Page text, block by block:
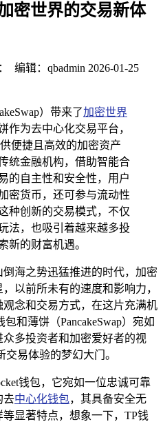
密世界的交易新体
编辑：qbadmin 2026-01-25
）带来了加密世界
作为去中心化交易平台，
便捷且高效的加密资产
统金融机构，借助智能合
的自主性和安全性，用户
密货币，还可参与流动性
种创新的交易模式，不仅
法，也吸引着越来越多投
新的财富机遇。
海之势迅猛推进的时代，加密
以前所未有的速度和影响力，
念和交易方式，在这片充满机
和薄饼（PancakeSwap）宛如
多投资者和加密爱好者的视
易体验的梦幻大门。
钱包，它宛如一位忠诚可靠
去中心化钱包，其具备安全无
显著特点，想象一下，TP钱